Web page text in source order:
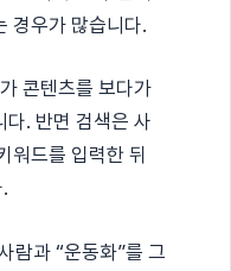
경우가 많습니다.
콘텐츠를 보다가
다. 반면 검색은 사
워드를 입력한 뒤
람과 “운동화”를 그